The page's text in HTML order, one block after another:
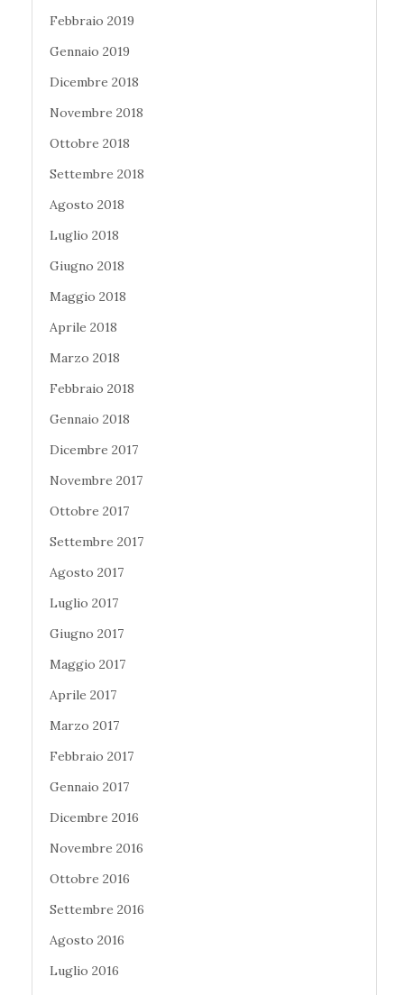
Febbraio 2019
Gennaio 2019
Dicembre 2018
Novembre 2018
Ottobre 2018
Settembre 2018
Agosto 2018
Luglio 2018
Giugno 2018
Maggio 2018
Aprile 2018
Marzo 2018
Febbraio 2018
Gennaio 2018
Dicembre 2017
Novembre 2017
Ottobre 2017
Settembre 2017
Agosto 2017
Luglio 2017
Giugno 2017
Maggio 2017
Aprile 2017
Marzo 2017
Febbraio 2017
Gennaio 2017
Dicembre 2016
Novembre 2016
Ottobre 2016
Settembre 2016
Agosto 2016
Luglio 2016